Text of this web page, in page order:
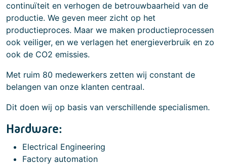
continuïteit en verhogen de betrouwbaarheid van de
productie. We geven meer zicht op het
productieproces. Maar we maken productieprocessen
ook veiliger, en we verlagen het energieverbruik en zo
ook de CO2 emissies.
Met ruim 80 medewerkers zetten wij constant de
belangen van onze klanten centraal.
Dit doen wij op basis van verschillende specialismen.
Hardware:
Electrical Engineering
Factory automation